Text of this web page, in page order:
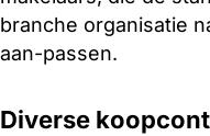
branche organisatie
aan-passen.
Diverse